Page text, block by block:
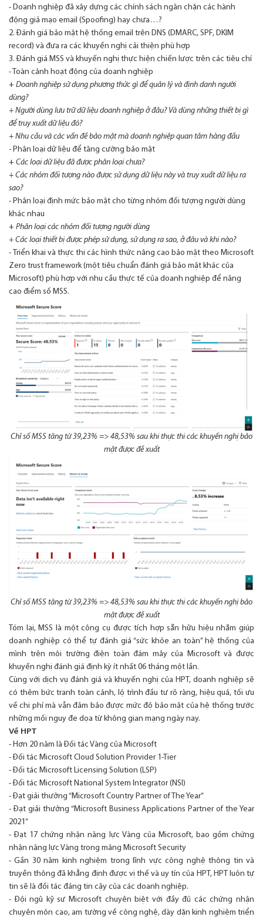
- Doanh nghiệp đã xây dựng các chính sách ngăn chặn các hành
động giả mạo email (Spoofing) hay chưa…?
2. Đánh giá bảo mật hệ thống email trên DNS (DMARC, SPF, DKIM
record) và đưa ra các khuyến nghị cải thiện phù hợp
3.Đánh giá MSS và khuyến nghị thực hiện chiến lược trên các tiêu chí
- Toàn cảnh hoạt động của doanh nghiệp
+ Doanh nghiệp sử dụng phương thức gì để quản lý và định danh người
dùng?
+ Người dùng lưu trữ dữ liệu doanh nghiệp ở đâu? Và dùng những thiết bị gì
để truy xuất dữ liệu đó?
+ Nhu cầu và các vấn đề bảo mật mà doanh nghiệp quan tâm hàng đầu
- Phân loại dữ liệu để tăng cường bảo mật
+ Các loại dữ liệu đã được phân loại chưa?
+ Các nhóm đối tượng nào được sử dụng dữ liệu này và truy xuất dữ liệu ra
sao?
- Phân loại định mức bảo mật cho từng nhóm đối tượng người dùng
khác nhau
+ Phân loại các nhóm đối tượng người dùng
+ Các loại thiết bị được phép sử dụng, sử dụng ra sao, ở đâu và khi nào?
- Triển khai và thực thi các hình thức nâng cao bảo mật theo Microsoft
Zero trust framework (một tiêu chuẩn đánh giá bảo mật khác của
Microsoft) phù hợp với nhu cầu thực tế của doanh nghiệp để nâng
cao điểm số MSS.
Chỉ số MSS tăng từ 39,23% => 48,53% sau khi thực thi các khuyến nghị bảo
mật được đề xuất
Chỉ số MSS tăng từ 39,23% => 48,53% sau khi thực thi các khuyến nghị bảo
mật được đề xuất
Tóm lại, MSS là một công cụ được tích hợp sẵn hữu hiệu nhằm giúp
doanh nghiệp có thể tự đánh giá “sức khỏe an toàn” hệ thống của
mình trên môi trường điện toàn đám mây của Microsoft và được
khuyến nghị đánh giá định kỳ ít nhất 06 tháng một lần.
Cùng với dịch vụ đánh giá và khuyến nghị của HPT, doanh nghiệp sẽ
có thêm bức tranh toàn cảnh, lộ trình đầu tư rõ ràng, hiệu quả, tối ưu
về chi phí mà vẫn đảm bảo được mức độ bảo mật của hệ thống trước
những mối nguy đe dọa từ không gian mạng ngày nay.
Về HPT
- Hơn 20 năm là Đối tác Vàng của Microsoft
- Đối tác Microsoft Cloud Solution Provider 1-Tier
- Đối tác Microsoft Licensing Solution (LSP)
- Đối tác Microsoft National System Integrator (NSI)
- Đạt giải thưởng “Microsoft Country Partner of The Year”
- Đạt giải thưởng “Microsoft Business Applications Partner of the Year
2021”
- Đạt 17 chứng nhận năng lực Vàng của Microsoft, bao gồm chứng
nhận năng lực Vàng trong mảng Microsoft Security
- Gần 30 năm kinh nghiệm trong lĩnh vực công nghệ thông tin và
truyền thông đã khẳng định được vị thế và uy tín của HPT, HPT luôn tự
tin sẽ là đối tác đáng tin cậy của các doanh nghiệp.
- Đội ngũ kỹ sư Microsoft chuyên biệt với đầy đủ các chứng nhận
chuyên môn cao, am tường về công nghệ, dày dặn kinh nghiệm triển